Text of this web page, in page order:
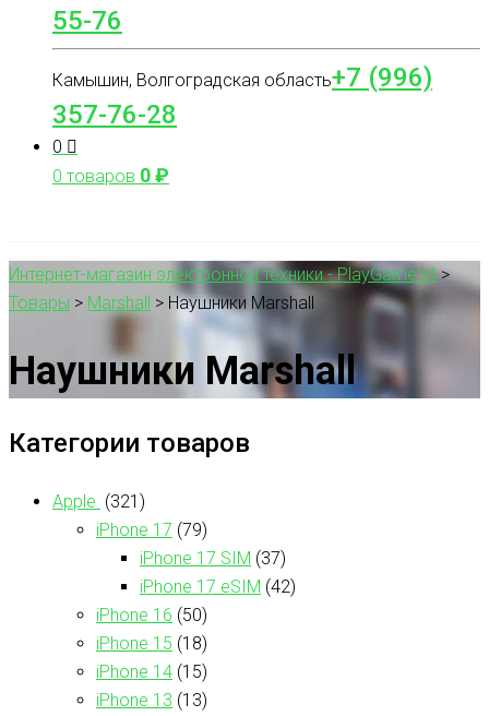
55-76
Камышин, Волгоградская область+7 (996)
357-76-28
0
0 товаров 0₽
Интернет-магазин электронной техники - PlayGame34>
Товары > Marshall > Наушники Marshall
Наушники Marshall
Категории товаров
Apple (321)
iPhone 17 (79)
iPhone 17 SIM (37)
iPhone 17 eSIM (42)
iPhone 16 (50)
iPhone 15 (18)
iPhone 14 (15)
iPhone 13 (13)